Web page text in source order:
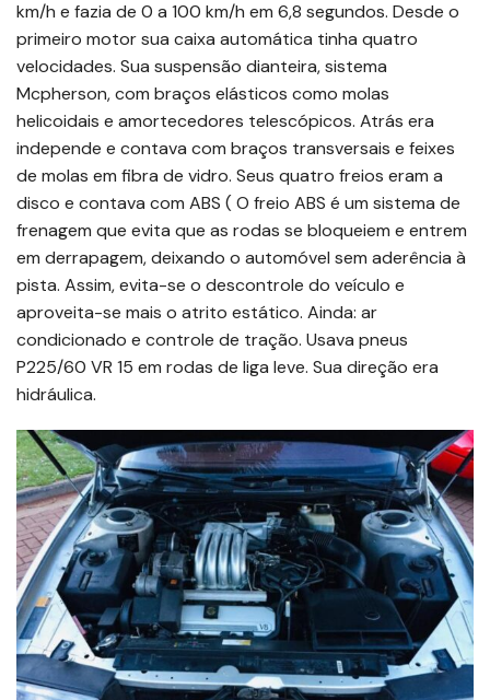
km/h e fazia de 0 a 100 km/h em 6,8 segundos. Desde o
primeiro motor sua caixa automática tinha quatro
velocidades. Sua suspensão dianteira, sistema
Mcpherson, com braços elásticos como molas
helicoidais e amortecedores telescópicos. Atrás era
independe e contava com braços transversais e feixes
de molas em fibra de vidro. Seus quatro freios eram a
disco e contava com ABS ( O freio ABS é um sistema de
frenagem que evita que as rodas se bloqueiem e entrem
em derrapagem, deixando o automóvel sem aderência à
pista. Assim, evita-se o descontrole do veículo e
aproveita-se mais o atrito estático. Ainda: ar
condicionado e controle de tração. Usava pneus
P225/60 VR 15 em rodas de liga leve. Sua direção era
hidráulica.